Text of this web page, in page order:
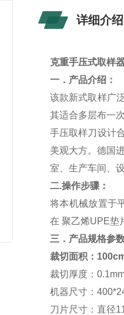
详细介绍
克重手压式取样
一．产品介绍：
该款新式取样广
其适合多层布一
手压取样刀设计
美观大方。德国
室、生产车间、
二.操作步骤：
将本机械放置于
在 聚乙烯UPE垫
三．产品规格参数
裁切面积：
裁切厚度：
机器尺寸：
刀片尺寸：直径